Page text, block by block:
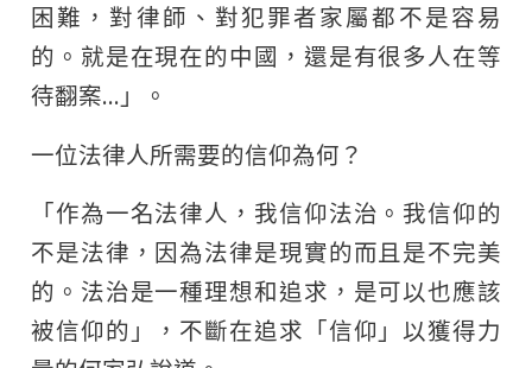
困難，對律師、對犯罪者家屬都不是容易
的。就是在現在的中國，還是有很多人在等
待翻案…」。
一位法律人所需要的信仰為何？
「作為一名法律人，我信仰法治。我信仰的
不是法律，因為法律是現實的而且是不完美
的。法治是一種理想和追求，是可以也應該
被信仰的」，不斷在追求「信仰」以獲得力